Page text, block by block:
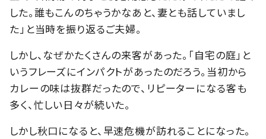
した。誰もこんのちゃうかなあと、妻とも話していまし
た」と当時を振り返るご夫婦。
しかし、なぜかたくさんの来客があった。「自宅の庭」と
いうフレーズにインパクトがあったのだろう。当初から
カレーの味は抜群だったので、リピーターになる客も
多く、忙しい日々が続いた。
しかし秋口になると、早速危機が訪れることになった。